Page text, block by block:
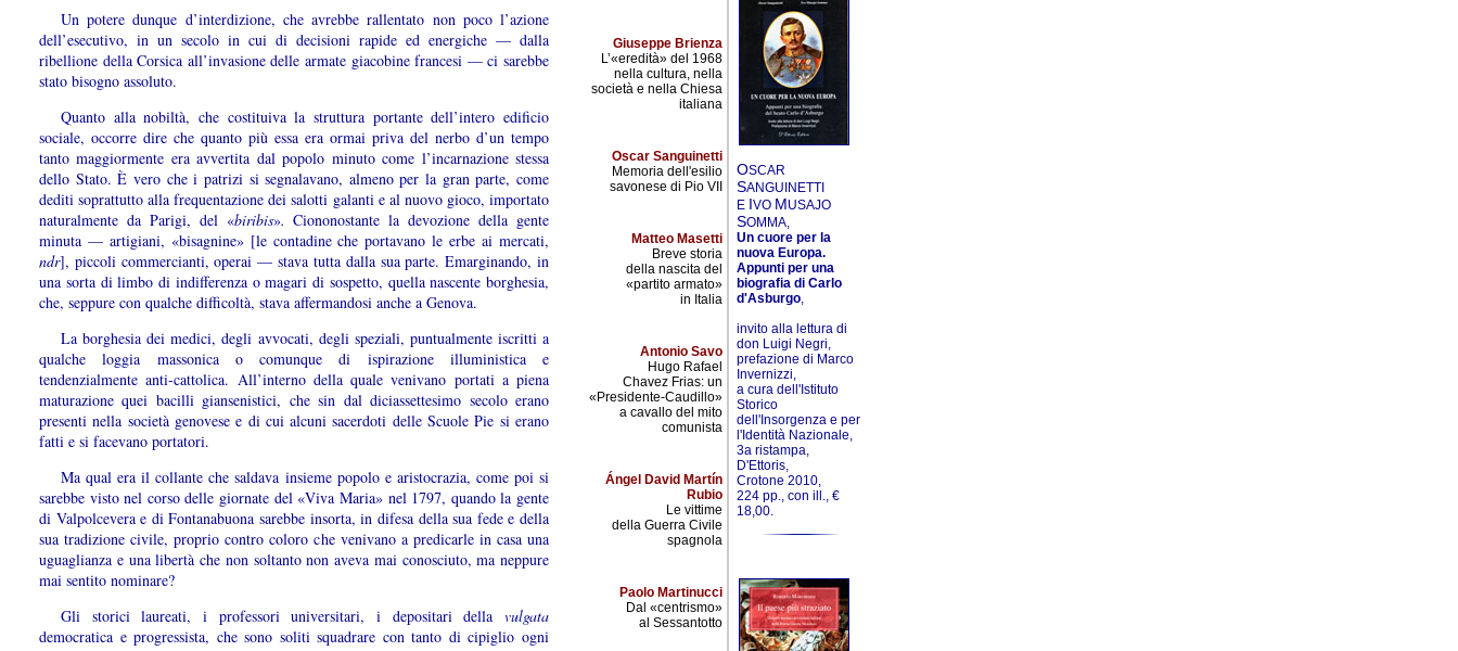
Un potere dunque d’interdizione, che avrebbe rallentato non poco l’azione
dell’esecutivo, in un secolo in cui di decisioni rapide ed energiche — dalla
ribellione della Corsica all’invasione delle armate giacobine francesi — ci sarebbe
stato bisogno assoluto.
Quanto alla nobiltà, che costituiva la struttura portante dell’intero edificio
sociale, occorre dire che quanto più essa era ormai priva del nerbo d’un tempo
tanto maggiormente era avvertita dal popolo minuto come l’incarnazione stessa
dello Stato. È vero che i patrizi si segnalavano, almeno per la gran parte, come
dediti soprattutto alla frequentazione dei salotti galanti e al nuovo gioco, importato
naturalmente da Parigi, del «biribis».Ciononostante la devozione della gente
minuta — artigiani, «bisagnine» [le contadine che portavano le erbe ai mercati,
ndr], piccoli commercianti, operai — stava tutta dalla sua parte. Emarginando, in
una sorta di limbo di indifferenza o magari di sospetto, quella nascente borghesia,
che, seppure con qualche difficoltà, stava affermandosi anche a Genova.
La borghesia dei medici, degli avvocati, degli speziali, puntualmente iscritti a
qualche loggia massonica o comunque di ispirazione illuministica e
tendenzialmente anti-cattolica. All’interno della quale venivano portati a piena
maturazione quei bacilli giansenistici, che sin dal diciassettesimo secolo erano
presenti nella società genovese e di cui alcuni sacerdoti delle Scuole Pie si erano
fatti e si facevano portatori.
Ma qual era il collante che saldava insieme popolo e aristocrazia, come poi si
sarebbe visto nel corso delle giornate del «Viva Maria» nel 1797, quando la gente
di Valpolcevera e di Fontanabuona sarebbe insorta, in difesa della sua fede e della
sua tradizione civile, proprio contro coloro che venivano a predicarle in casa una
uguaglianza e una libertà che non soltanto non aveva mai conosciuto, ma neppure
mai sentito nominare?
Gli storici laureati, i professori universitari, i depositari della vulgata
democratica e progressista, che sono soliti squadrare con tanto di cipiglio ogni
Giuseppe Brienza
L’«eredità» del 1968
nella cultura, nella
società e nella Chiesa
italiana
Oscar Sanguinetti
Memoria dell'esilio
savonese di Pio VII
Matteo Masetti
Breve storia
della nascita del
«partito armato»
in Italia
Antonio Savo
Hugo Rafael
Chavez Frias: un
«Presidente-Caudillo»
a cavallo del mito
comunista
Ángel David Martín
Rubio
Le vittime
della Guerra Civile
spagnola
Paolo Martinucci
Dal «centrismo»
al Sessantotto
OSCAR
SANGUINETTI
E IVO MUSAJO
SOMMA,
Un cuore per la
nuova Europa.
Appunti per una
biografia di Carlo
d'Asburgo,
invito alla lettura di
don Luigi Negri,
prefazione di Marco
Invernizzi,
a cura dell'Istituto
Storico
dell'Insorgenza e per
l'Identità Nazionale,
3a ristampa,
D'Ettoris,
Crotone 2010,
224 pp., con ill., €
18,00.